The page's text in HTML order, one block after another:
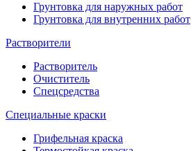
Грунтовка для наружных работ
Грунтовка для внутренних работ
Растворители
Растворитель
Очиститель
Спецсредства
Специальные краски
Грифельная краска